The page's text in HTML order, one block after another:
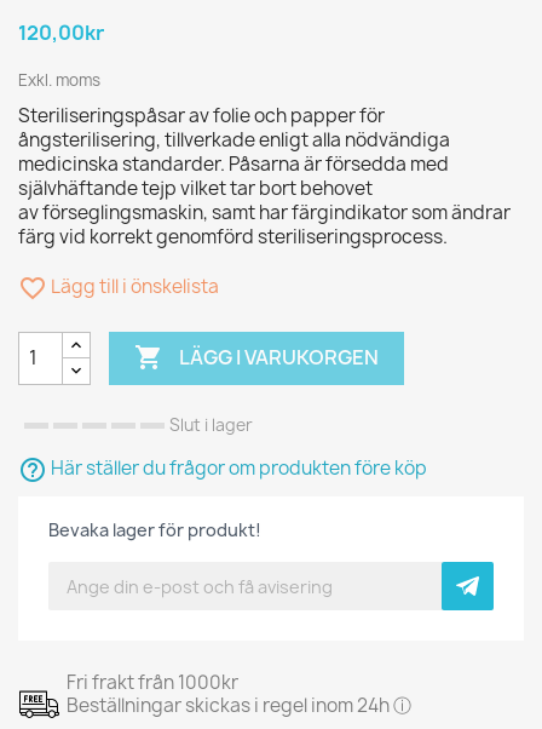
120,00kr
Exkl. moms
Steriliseringspåsar av folie och papper för
ångsterilisering, tillverkade enligt alla nödvändiga
medicinska standarder. Påsarna är försedda med
självhäftande tejp vilket tar bort behovet
av förseglingsmaskin, samt har färgindikator som ändrar
färg vid korrekt genomförd steriliseringsprocess.
favorite_border Lägg till i önskelista
 LÄGG I VARUKORGEN
Slut i lager
help_outline Här ställer du frågor om produkten före köp
Bevaka lager för produkt!
Fri frakt från 1000kr
Beställningar skickas i regel inom 24h ⓘ